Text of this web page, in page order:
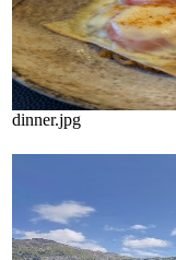
dinner.jpg